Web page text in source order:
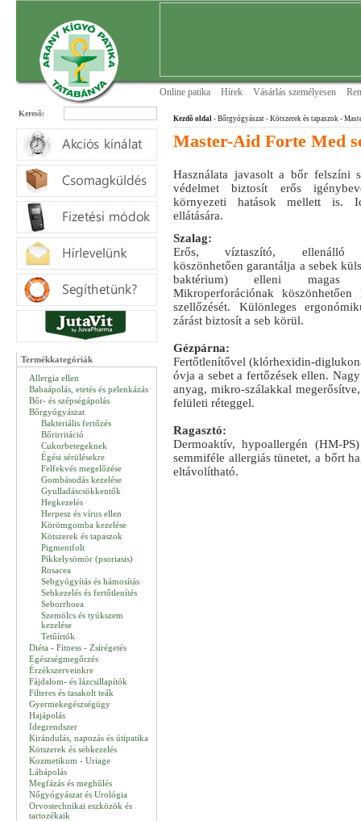
Online patika Hírek Vásárlás személyesen
Keresõ:
Termékkategóriák
Allergia ellen
Babaápolás, etetés és pelenkázás
Bőr- és szépségápolás
Bőrgyógyászat
Bakteriális fertőzés
Bőrirritáció
Cukorbetegeknek
Égési sérülésekre
Felfekvés megelőzése
Gombásodás kezelése
Gyulladáscsökkentők
Hegkezelés
Herpesz és vírus ellen
Körömgomba kezelése
Kötszerek és tapaszok
Pigmentfolt
Pikkelysömör (psoriasis)
Rosacea
Sebgyógyítás és hámosítás
Sebkezelés és fertőtlenítés
Seborrhoea
Szemölcs és tyúkszem
kezelése
Tetűírtók
Diéta - Fitness - Zsírégetés
Egészségmegőrzés
Érzékszerveinkre
Fájdalom- és lázcsillapítók
Filteres és tasakolt teák
Gyermekegészségügy
Hajápolás
Idegrendszer
Kirándulás, napozás és útipatika
Kötszerek és sebkezelés
Kozmetikum - Uriage
Lábápolás
Megfázás és meghűlés
Nőgyógyászat és Urológia
Orvostechnikai eszközök és
tartozékaik
Kezdõ oldal - Bőrgyógyászat - Kötszerek és tapaszok -
Master-Aid Forte Med
Használata javasolt a bőr felszíni
védelmet biztosít erős
környezeti hatások mellett is.
ellátására.
Szalag:
Erős, víztaszító, ellenálló
köszönhetően garantálja a sebek
baktérium) elleni magas
Mikroperforációnak
szellőzését. Különleges
zárást biztosít a seb körül.
Gézpárna:
Fertőtlenítővel (klórhexidin-
óvja a sebet a fertőzések ellen.
anyag, mikro-szálakkal
felületi réteggel.
Ragasztó:
Dermoaktív, hypoallergén (HM-
semmiféle allergiás tünetet, a bőrt
eltávolítható.